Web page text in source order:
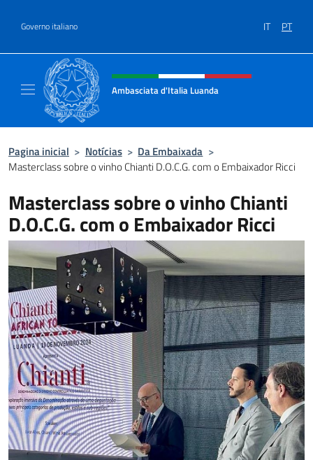
Governo italiano IT PT
Site, social e cabeçalho do menu
Ambasciata d'Italia Luanda
Pagina inicial > Notícias > Da Embaixada >
Masterclass sobre o vinho Chianti D.O.C.G. com o Embaixador Ricci
Masterclass sobre o vinho Chianti
D.O.C.G. com o Embaixador Ricci